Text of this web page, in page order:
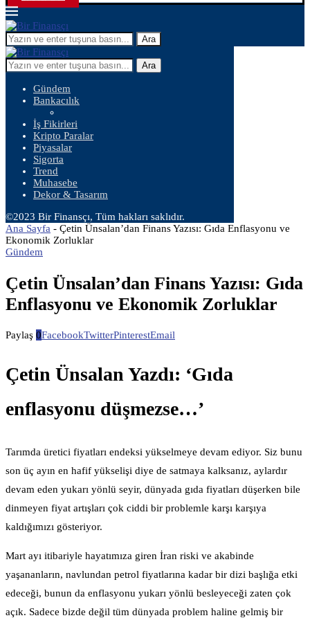
Ara
Ara
Gündem
Bankacılık
İş Fikirleri
Kripto Paralar
Piyasalar
Sigorta
Trend
Muhasebe
Dekor & Tasarım
©2023 Bir Finansçı, Tüm hakları saklıdır.
Ana Sayfa - Çetin Ünsalan’dan Finans Yazısı: Gıda Enflasyonu ve
Ekonomik Zorluklar
Gündem
Çetin Ünsalan’dan Finans Yazısı: Gıda
Enflasyonu ve Ekonomik Zorluklar
Paylaş 0FacebookTwitterPinterestEmail
Çetin Ünsalan Yazdı: ‘Gıda
enflasyonu düşmezse…’
Tarımda üretici fiyatları endeksi yükselmeye devam ediyor. Siz bunu
son üç ayın en hafif yükselişi diye de satmaya kalksanız, aylardır
devam eden yukarı yönlü seyir, dünyada gıda fiyatları düşerken bile
dinmeyen fiyat artışları çok ciddi bir problemle karşı karşıya
kaldığımızı gösteriyor.
Mart ayı itibariyle hayatımıza giren İran riski ve akabinde
yaşananların, navlundan petrol fiyatlarına kadar bir dizi başlığa etki
edeceği, bunun da enflasyonu yukarı yönlü besleyeceği zaten çok
açık. Sadece bizde değil tüm dünyada problem haline gelmiş bir